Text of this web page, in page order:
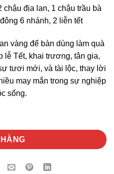
chậu địa lan, 1 chậu trầu bà
6 nhánh, 2 liễn tết
vàng để bàn dùng làm quà
lễ Tết, khai trương, tân gia,
tươi mới, và tài lộc, thay lời
may mắn trong sự nghiệp
sống.
số lượng